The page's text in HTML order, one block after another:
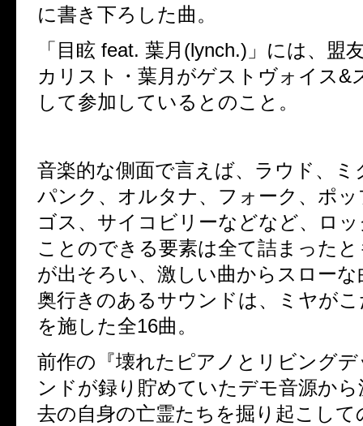
に書き下ろした曲。
「目眩 feat. 葉月 (lynch.) 」には、盟
カリスト・葉月がゲストヴォイス&
して参加しているとのこと。
音楽的な側面で言えば、ラウド、ミ
パンク、オルタナ、フォーク、ポ
ゴス、サイコビリーなどなど、
ロ
ことのできる要素は全て詰まった
が出そろい、 激しい曲からスロー
奥行きのあるサウンドは、ミヤが
を施した全16曲。
前作の『壊れたピアノとリビング
ンドが録り貯めていたデモ音源から
去の自身の亡霊たちを掘り起こし